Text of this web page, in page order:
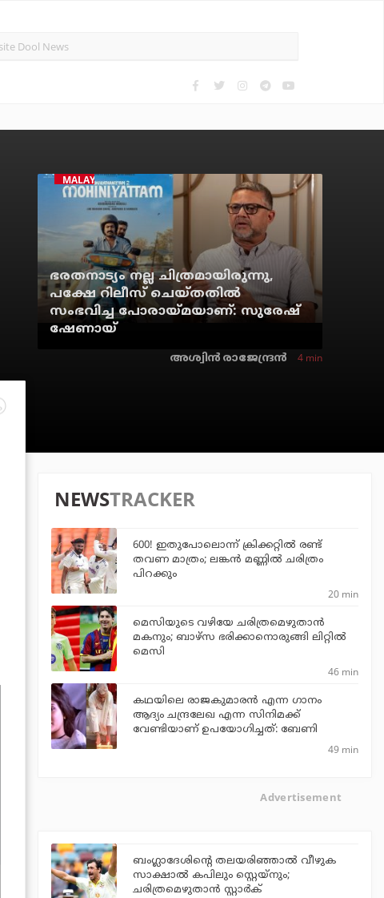
MALAYALAM CINEMA
ഭരതനാട്യം നല്ല ചിത്രമായിരുന്നു,
പക്ഷേ റിലീസ് ചെയ്തതില്‍
സംഭവിച്ച പോരായ്മയാണ്: സുരേഷ്
ഷേണായ്
അശ്വിന്‍ രാജേന്ദ്രന്‍ 4 min
NEWSTRACKER
600! ഇതുപോലൊന്ന് ക്രിക്കറ്റില്‍ രണ്ട്
തവണ മാത്രം; ലങ്കന്‍ മണ്ണില്‍ ചരിത്രം
പിറക്കും
20 min
മെസിയുടെ വഴിയേ ചരിത്രമെഴുതാന്‍
മകനും; ബാഴ്‌സ ഭരിക്കാനൊരുങ്ങി ലിറ്റില്‍
മെസി
46 min
കഥയിലെ രാജകുമാരൻ എന്ന ഗാനം
ആദ്യം ചന്ദ്രലേഖ എന്ന സിനിമക്ക്
വേണ്ടിയാണ് ഉപയോഗിച്ചത്: ബേണി
49 min
Advertisement
ബംഗ്ലാദേശിന്റെ തലയരിഞ്ഞാല്‍ വീഴുക
സാക്ഷാല്‍ കപിലും സ്റ്റെയ്‌നും;
ചരിത്രമെഴുതാന്‍ സ്റ്റാര്‍ക്